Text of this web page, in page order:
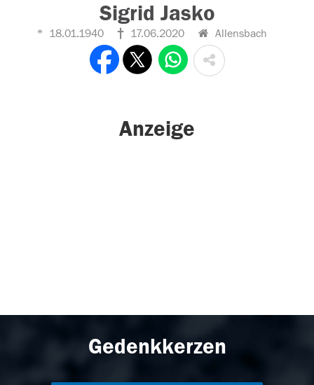
Sigrid Jasko
18.01.1940 17.06.2020 Allensbach
Anzeige
Gedenkkerzen